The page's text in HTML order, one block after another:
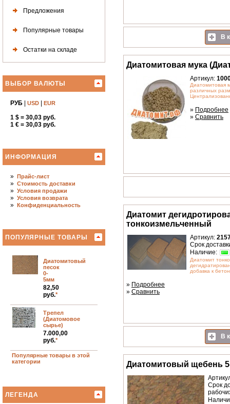
Предложения
Популярные товары
Остатки на складе
ВЫБОР ВАЛЮТЫ
РУБ USD EUR
1 $ = 30,03 руб.
1 € = 30,03 руб.
ИНФОРМАЦИЯ
» Прайс-лист
» Стоимость доставки
» Условия продажи
» Условия возврата
» Конфиденциальность
ПОПУЛЯРНЫЕ ТОВАРЫ
Диатомитовый
песок
0-
5мм
82,50
руб.*
Трепел
(Диатомовое
сырье)
7.000,00
руб.*
Популярные товары в этой
категории
ЛЕГЕНДА
В
Диатомитовая мука
Артикул:
Диатомитовая
различных
» Подробнее
» Сравнить
Диатомит
тонкоизмельченный
Артикул:
Срок
Наличие:
Диатомит
добавка к
» Подробнее
» Сравнить
В
Диатомитовый щебень
Срок